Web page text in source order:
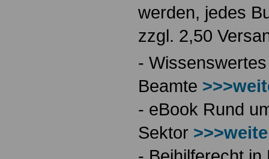
werden, jedes
zzgl. 2,50
-
Beamte
- eBook Rund
Sektor